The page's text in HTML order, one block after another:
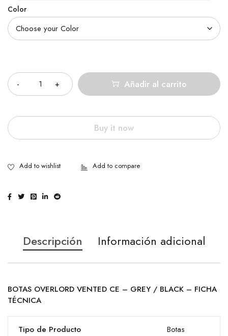
Color
Añadir al carrito
Buy it now
Descripción Información adicional
BOTAS OVERLORD VENTED CE – GREY / BLACK – FICHA
TÉCNICA
Tipo de Producto Botas